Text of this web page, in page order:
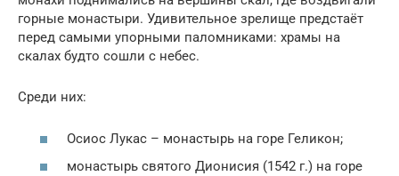
горные монастыри. Удивительное зрелище предстаёт
перед самыми упорными паломниками: храмы на
скалах будто сошли с небес.
Среди них:
Осиос Лукас – монастырь на горе Геликон;
монастырь святого Дионисия (1542 г.) на горе